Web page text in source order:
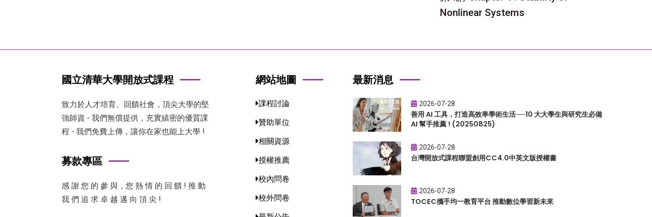
Nonlinear Systems
國立清華大學開放式課程
致力於人才培育、回饋社會，頂尖大學的堅
強師資 - 我們無償提供，充實縝密的優質課
程 - 我們免費上傳，讓你在家也能上大學 !
募款專區
感 謝 您 的 參 與，您 熱 情 的 回 饋 ! 推 動
我 們 追 求 卓 越 邁 向 頂 尖 !
網站地圖
課程討論
贊助單位
相關資源
授權推薦
校內問卷
校外問卷
最新消息
2026-07-28
善用 AI 工具，打造高效率學術生活──10 大大學生與研究生必備
AI 幫手推薦 ! (20250825)
2026-07-28
台灣開放式課程聯盟創用CC4.0中英文版授權書
2026-07-28
TOCEC攜手均一教育平台 推動數位學習新未來